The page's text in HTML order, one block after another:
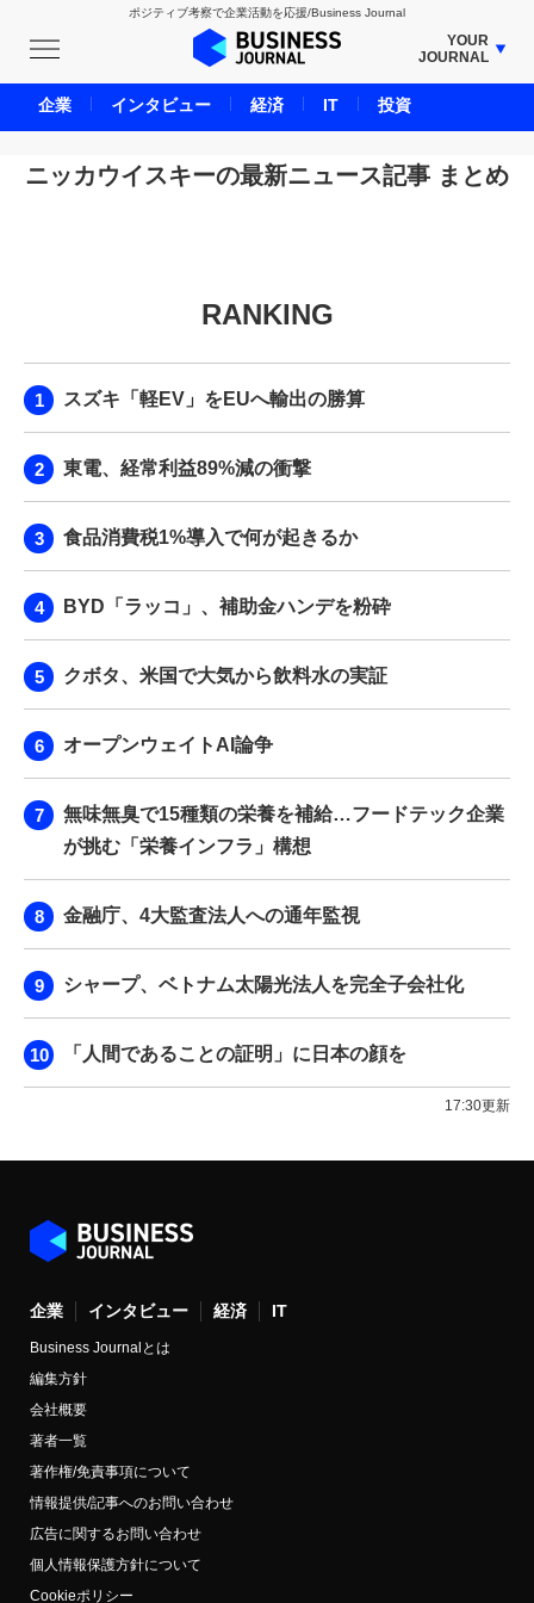
ポジティブ考察で企業活動を応援/Business Journal
YOUR
JOURNAL
BUSINESS JOURNAL
UNICORN JOURNAL
CARBON CREDITS JOURNAL
LIFE ENDING JOURNAL
BPaaS JOURNAL
ニッカウイスキーの最新ニュース記事 まとめ
RANKING
スズキ「軽EV」をEUへ輸出の勝算
東電、経常利益89%減の衝撃
食品消費税1%導入で何が起きるか
BYD「ラッコ」、補助金ハンデを粉砕
クボタ、米国で大気から飲料水の実証
オープンウェイトAI論争
無味無臭で15種類の栄養を補給…フードテック企業
が挑む「栄養インフラ」構想
金融庁、4大監査法人への通年監視
シャープ、ベトナム太陽光法人を完全子会社化
「人間であることの証明」に日本の顔を
17:30更新
企業 インタビュー 経済 IT
Business Journalとは
編集方針
会社概要
著者一覧
著作権/免責事項について
情報提供/記事へのお問い合わせ
広告に関するお問い合わせ
個人情報保護方針について
Cookieポリシー
企業 インタビュー 経済 IT 投資